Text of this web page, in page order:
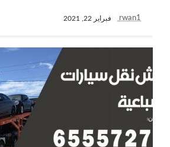
rwan1 فبراير 22, 2021